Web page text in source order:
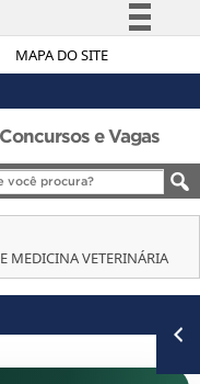
MAPA DO SITE
Simplifique!
Legislação
Canais
e Vagas
MEDICINA VETERINÁRIA